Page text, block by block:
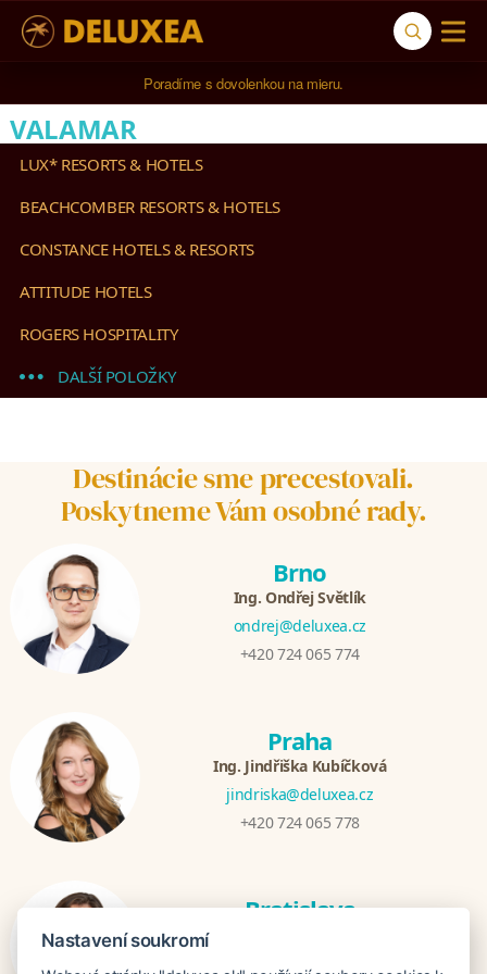
Poradíme s dovolenkou na mieru.
VALAMAR
LUX* RESORTS & HOTELS
BEACHCOMBER RESORTS & HOTELS
CONSTANCE HOTELS & RESORTS
ATTITUDE HOTELS
ROGERS HOSPITALITY
DALŠÍ POLOŽKY
Destinácie sme precestovali.
Poskytneme Vám osobné rady.
Brno
Ing. Ondřej Světlík
ondrej@deluxea.cz
+420 724 065 774
Praha
Ing. Jindřiška Kubíčková
jindriska@deluxea.cz
+420 724 065 778
Bratislava
Nastavení soukromí